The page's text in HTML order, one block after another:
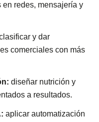
redes, mensajería y
y dar
comerciales con más
diseñar nutrición y
a resultados.
aplicar automatización